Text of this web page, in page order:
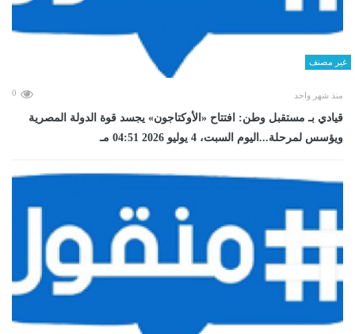
غير مصنف
منذ شهر واحد 0
قيادي بـ مستقبل وطن: افتتاح «الأوكتاجون» يجسد قوة الدولة المصرية
ويؤسس لمرحلة...اليوم السبت، 4 يوليو 2026 04:51 مـ